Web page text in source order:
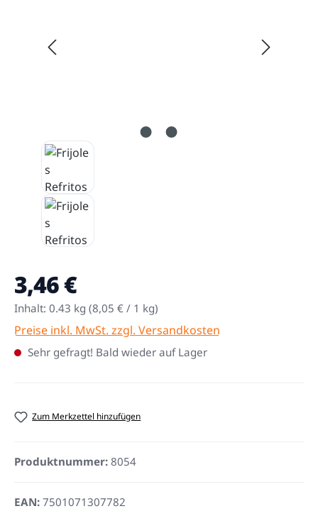
Regulärer Preis:
3,46 €
Inhalt: 0.43 kg (8,05 € / 1 kg)
Preise inkl. MwSt. zzgl. Versandkosten
Sehr gefragt! Bald wieder auf Lager
Zum Merkzettel hinzufügen
Produktnummer: 8054
EAN: 7501071307782